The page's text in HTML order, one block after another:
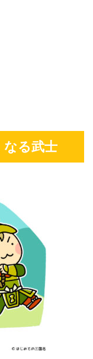
なる武士